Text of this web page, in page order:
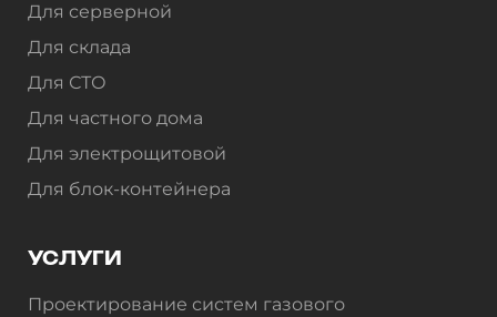
Для серверной
Для склада
Для СТО
Для частного дома
Для электрощитовой
Для блок-контейнера
УСЛУГИ
Проектирование систем газового